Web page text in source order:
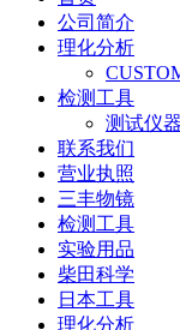
公司简介
理化分析
检测工具
测试仪器
联系我们
营业执照
三丰物镜
检测工具
实验用品
柴田科学
日本工具
理化分析